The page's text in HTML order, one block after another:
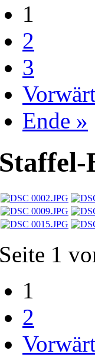
1
2
3
Ende »
Staffel-
Seite 1
1
2